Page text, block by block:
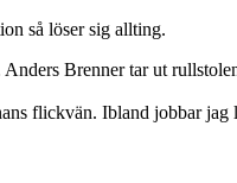
så löser sig allting.
Brenner tar ut
flickvän. Ibland jobbar